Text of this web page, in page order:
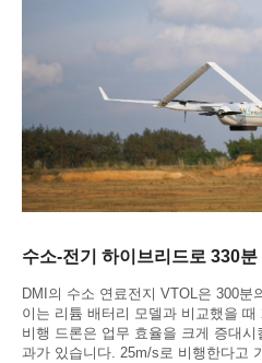
수소-전기 하이브리드로 330
DMI의 수소 연료전지 VTOL은 300분
이는 리튬 배터리 모델과 비교했을
비행 드론은 업무 효율을 크게 증대
과가 있습니다. 25m/s로 비행한다고